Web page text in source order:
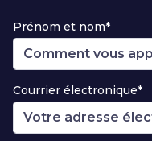
Prénom et nom*
Courrier électronique*